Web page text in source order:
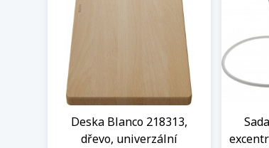
Deska Blanco 218313,
dřevo, univerzální